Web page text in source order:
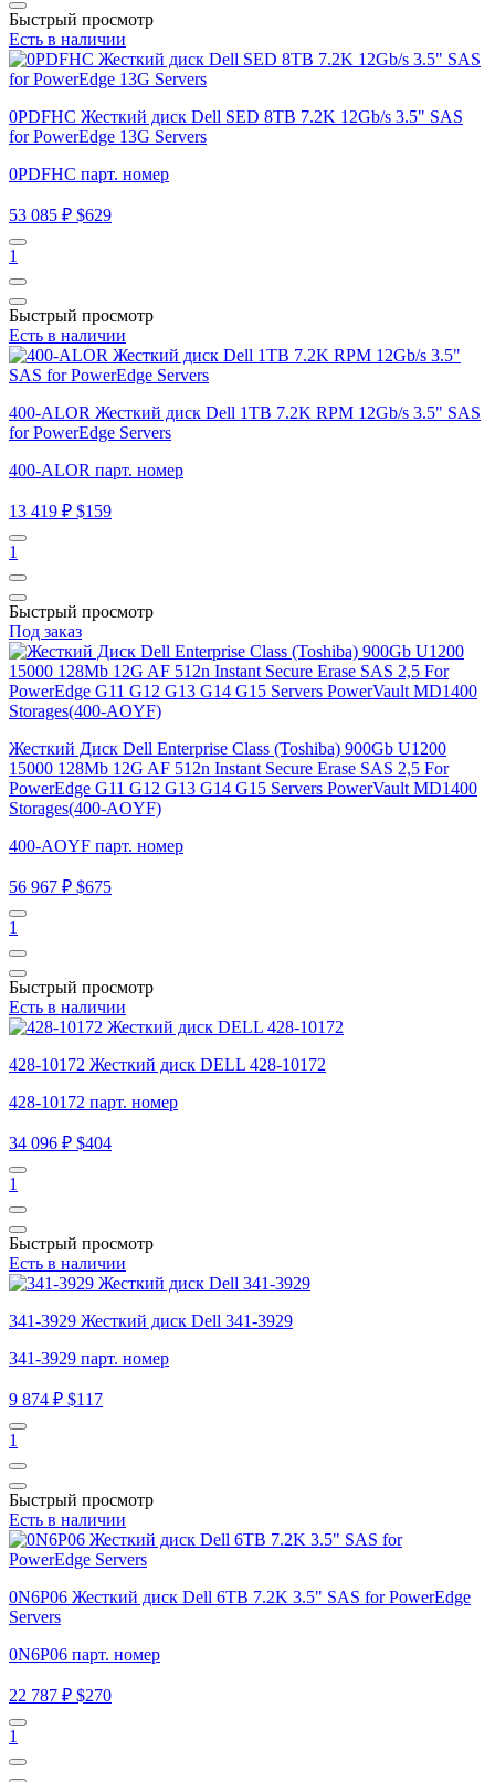
Быстрый просмотр
Есть в наличии
0PDFHC Жесткий диск Dell SED 8TB 7.2K 12Gb/s 3.5" SAS
for PowerEdge 13G Servers
0PDFHC парт. номер
53 085 ₽ $629
1
Быстрый просмотр
Есть в наличии
400-ALOR Жесткий диск Dell 1TB 7.2K RPM 12Gb/s 3.5" SAS
for PowerEdge Servers
400-ALOR парт. номер
13 419 ₽ $159
1
Быстрый просмотр
Под заказ
Жесткий Диск Dell Enterprise Class (Toshiba) 900Gb U1200
15000 128Mb 12G AF 512n Instant Secure Erase SAS 2,5 For
PowerEdge G11 G12 G13 G14 G15 Servers PowerVault MD1400
Storages(400-AOYF)
400-AOYF парт. номер
56 967 ₽ $675
1
Быстрый просмотр
Есть в наличии
428-10172 Жесткий диск DELL 428-10172
428-10172 парт. номер
34 096 ₽ $404
1
Быстрый просмотр
Есть в наличии
341-3929 Жесткий диск Dell 341-3929
341-3929 парт. номер
9 874 ₽ $117
1
Быстрый просмотр
Есть в наличии
0N6P06 Жесткий диск Dell 6TB 7.2K 3.5" SAS for PowerEdge
Servers
0N6P06 парт. номер
22 787 ₽ $270
1